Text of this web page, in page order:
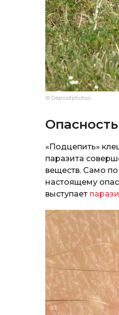
© Depositphotos
«Подцепить»
паразита
веществ. Само
настоящему
выступает